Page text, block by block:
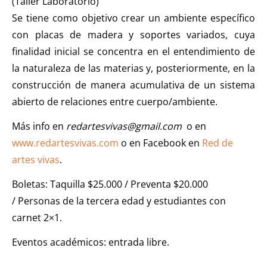
Se tiene como objetivo crear un ambiente específico
con placas de madera y soportes variados, cuya
finalidad inicial se concentra en el entendimiento de
la naturaleza de las materias y, posteriormente, en la
construcción de manera acumulativa de un sistema
abierto de relaciones entre cuerpo/ambiente.
Más info en redartesvivas@gmail.com o en
www.redartesvivas.com o en Facebook en Red de
artes vivas.
Boletas: Taquilla $25.000 / Preventa $20.000
/ Personas de la tercera edad y estudiantes con
carnet 2×1.
Eventos académicos: entrada libre.